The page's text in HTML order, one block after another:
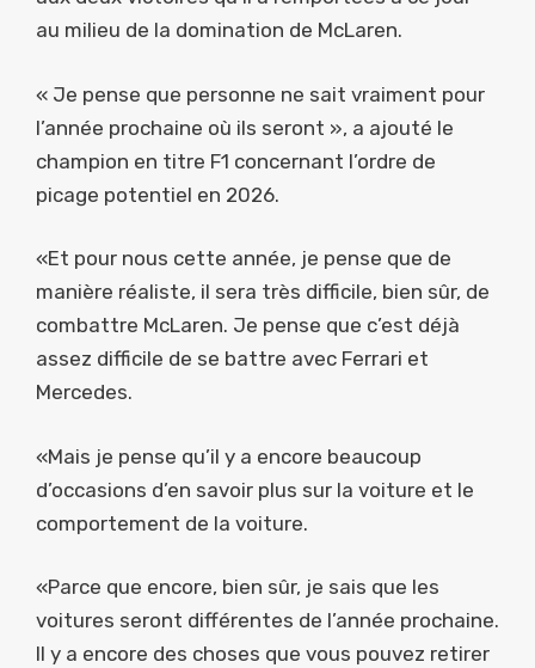
au milieu de la domination de McLaren.
« Je pense que personne ne sait vraiment pour
l’année prochaine où ils seront », a ajouté le
champion en titre F1 concernant l’ordre de
picage potentiel en 2026.
«Et pour nous cette année, je pense que de
manière réaliste, il sera très difficile, bien sûr, de
combattre McLaren. Je pense que c’est déjà
assez difficile de se battre avec Ferrari et
Mercedes.
«Mais je pense qu’il y a encore beaucoup
d’occasions d’en savoir plus sur la voiture et le
comportement de la voiture.
«Parce que encore, bien sûr, je sais que les
voitures seront différentes de l’année prochaine.
Il y a encore des choses que vous pouvez retirer